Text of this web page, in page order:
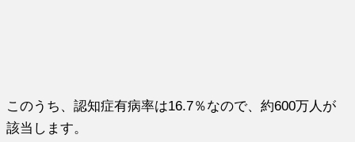
このうち、認知症有病率は16.7％なので、約600万人が
該当します。